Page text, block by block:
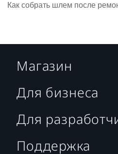
Как собрать шлем после
Магазин
Для бизнеса
Для
Поддержка